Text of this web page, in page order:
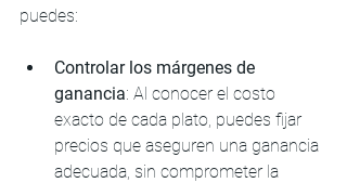
puedes:
Controlar los márgenes de
ganancia: Al conocer el costo
exacto de cada plato, puedes fijar
precios que aseguren una ganancia
adecuada, sin comprometer la